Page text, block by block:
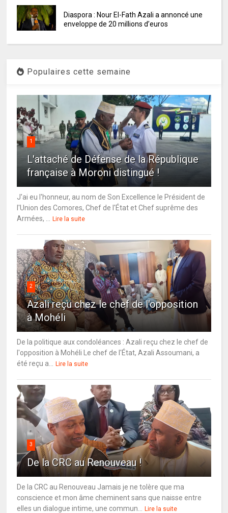
Diaspora : Nour El-Fath Azali a annoncé une
enveloppe de 20 millions d’euros
Populaires cette semaine
1
L'attaché de Défense de la République
française à Moroni distingué !
J'ai eu l'honneur, au nom de Son Excellence le Président de
l'Union des Comores, Chef de l'État et Chef suprême des
Armées, ...
Lire la suite
2
Azali reçu chez le chef de l'opposition
à Mohéli
De la politique aux condoléances : Azali reçu chez le chef de
l'opposition à Mohéli Le chef de l'État, Azali Assoumani, a
été reçu a...
Lire la suite
3
De la CRC au Renouveau !
De la CRC au Renouveau Jamais je ne tolère que ma
conscience et mon âme cheminent sans que naisse entre
elles un dialogue intime, une commun...
Lire la suite